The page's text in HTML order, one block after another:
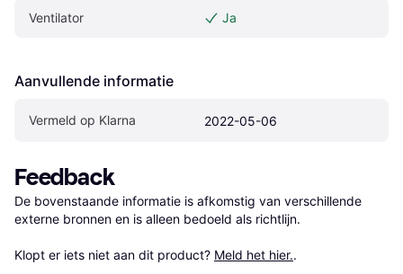
Ventilator Ja
Aanvullende informatie
Vermeld op Klarna 2022-05-06
Feedback
De bovenstaande informatie is afkomstig van verschillende
externe bronnen en is alleen bedoeld als richtlijn.
Klopt er iets niet aan dit product? Meld het hier..